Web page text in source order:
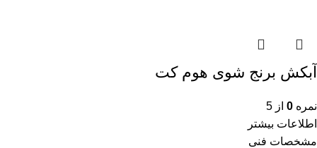
آبکش برنج شوی هوم کت
نمره 0 از 5
اطلاعات بیشتر
مشخصات فنی